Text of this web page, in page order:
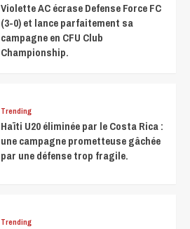
Violette AC écrase Defense Force FC
(3-0) et lance parfaitement sa
campagne en CFU Club
Championship.
Trending
Haïti U20 éliminée par le Costa Rica :
une campagne prometteuse gâchée
par une défense trop fragile.
Trending